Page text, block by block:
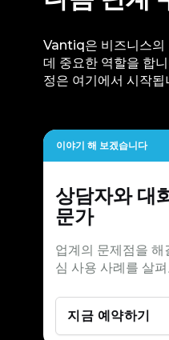
Vantiq은 비즈니스의
데 중요한 역할을 합
정은 여기에서 시작됩
이야기 해 보겠습니다
상담자와 대
문가
업계의 문제점을
심 사용 사례를 살
지금 예약하기